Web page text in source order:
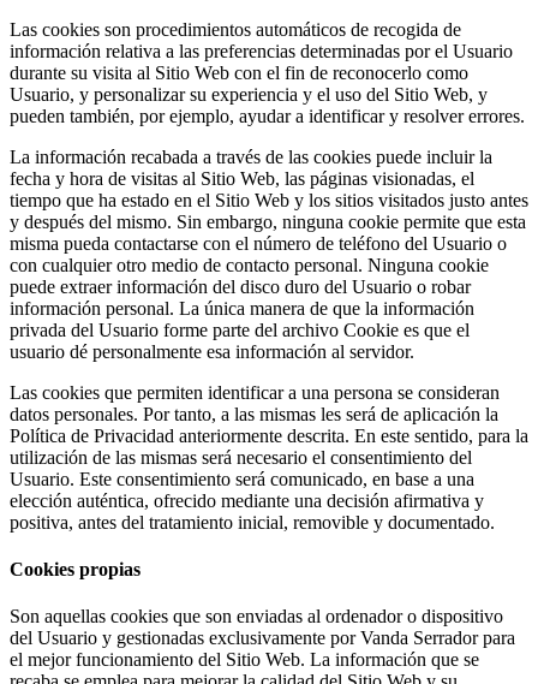
Las cookies son procedimientos automáticos de recogida de
información relativa a las preferencias determinadas por el Usuario
durante su visita al Sitio Web con el fin de reconocerlo como
Usuario, y personalizar su experiencia y el uso del Sitio Web, y
pueden también, por ejemplo, ayudar a identificar y resolver errores.
La información recabada a través de las cookies puede incluir la
fecha y hora de visitas al Sitio Web, las páginas visionadas, el
tiempo que ha estado en el Sitio Web y los sitios visitados justo antes
y después del mismo. Sin embargo, ninguna cookie permite que esta
misma pueda contactarse con el número de teléfono del Usuario o
con cualquier otro medio de contacto personal. Ninguna cookie
puede extraer información del disco duro del Usuario o robar
información personal. La única manera de que la información
privada del Usuario forme parte del archivo Cookie es que el
usuario dé personalmente esa información al servidor.
Las cookies que permiten identificar a una persona se consideran
datos personales. Por tanto, a las mismas les será de aplicación la
Política de Privacidad anteriormente descrita. En este sentido, para la
utilización de las mismas será necesario el consentimiento del
Usuario. Este consentimiento será comunicado, en base a una
elección auténtica, ofrecido mediante una decisión afirmativa y
positiva, antes del tratamiento inicial, removible y documentado.
Cookies propias
Son aquellas cookies que son enviadas al ordenador o dispositivo
del Usuario y gestionadas exclusivamente por Vanda Serrador para
el mejor funcionamiento del Sitio Web. La información que se